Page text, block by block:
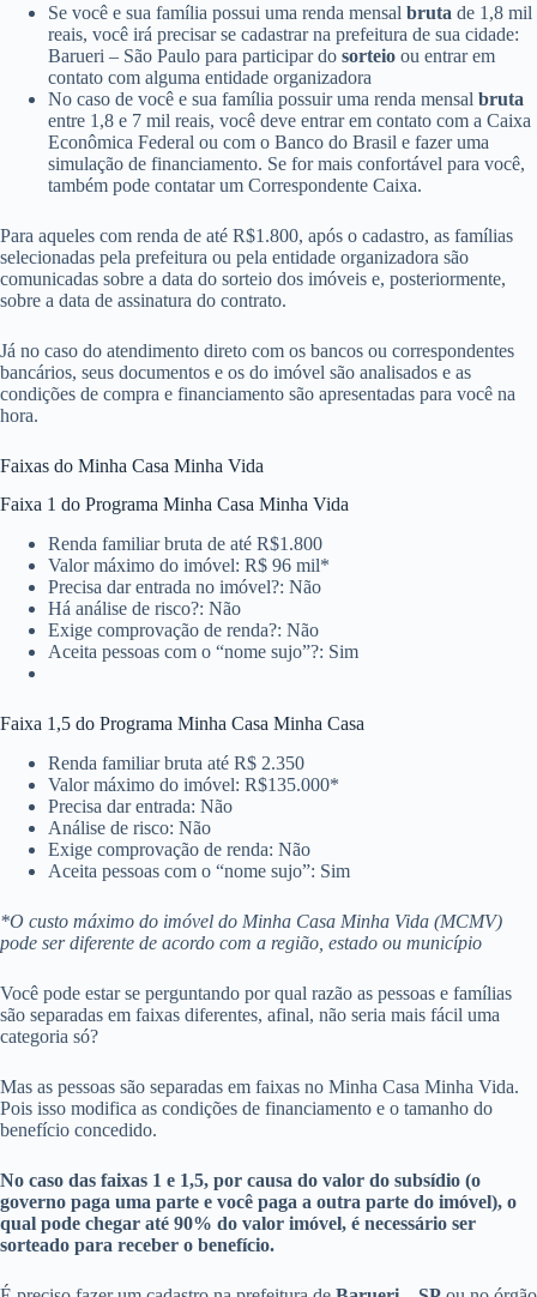
Se você e sua família possui uma renda mensal bruta de 1,8 mil
reais, você irá precisar se cadastrar na prefeitura de sua cidade:
Barueri – São Paulo para participar do sorteio ou entrar em
contato com alguma entidade organizadora
No caso de você e sua família possuir uma renda mensal bruta
entre 1,8 e 7 mil reais, você deve entrar em contato com a Caixa
Econômica Federal ou com o Banco do Brasil e fazer uma
simulação de financiamento. Se for mais confortável para você,
também pode contatar um Correspondente Caixa.
Para aqueles com renda de até R$1.800, após o cadastro, as famílias
selecionadas pela prefeitura ou pela entidade organizadora são
comunicadas sobre a data do sorteio dos imóveis e, posteriormente,
sobre a data de assinatura do contrato.
Já no caso do atendimento direto com os bancos ou correspondentes
bancários, seus documentos e os do imóvel são analisados e as
condições de compra e financiamento são apresentadas para você na
hora.
Faixas do Minha Casa Minha Vida
Faixa 1 do Programa Minha Casa Minha Vida
Renda familiar bruta de até R$1.800
Valor máximo do imóvel: R$ 96 mil*
Precisa dar entrada no imóvel?: Não
Há análise de risco?: Não
Exige comprovação de renda?: Não
Aceita pessoas com o “nome sujo”?: Sim
Faixa 1,5 do Programa Minha Casa Minha Casa
Renda familiar bruta até R$ 2.350
Valor máximo do imóvel: R$135.000*
Precisa dar entrada: Não
Análise de risco: Não
Exige comprovação de renda: Não
Aceita pessoas com o “nome sujo”: Sim
*O custo máximo do imóvel do Minha Casa Minha Vida (MCMV)
pode ser diferente de acordo com a região, estado ou município
Você pode estar se perguntando por qual razão as pessoas e famílias
são separadas em faixas diferentes, afinal, não seria mais fácil uma
categoria só?
Mas as pessoas são separadas em faixas no Minha Casa Minha Vida.
Pois isso modifica as condições de financiamento e o tamanho do
benefício concedido.
No caso das faixas 1 e 1,5, por causa do valor do subsídio (o
governo paga uma parte e você paga a outra parte do imóvel), o
qual pode chegar até 90% do valor imóvel, é necessário ser
sorteado para receber o benefício.